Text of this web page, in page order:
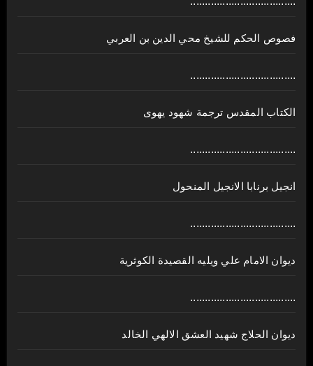
فصوص الحكم للشيخ محي الدين بن العربي
....................................
الكتاب المقدس ترجمة شهود يهوى
....................................
انجيل برنابا الانجيل المنحول
....................................
ديوان الامام علي ويليه القصيدة الكوثرية
....................................
ديوان الحلاج شهيد العشق الالهي الخالد